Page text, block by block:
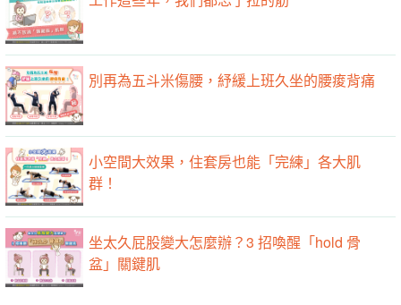
別再為五斗米傷腰，紓緩上班久坐的腰痠背痛
小空間大效果，住套房也能「完練」各大肌
群！
坐太久屁股變大怎麼辦？3 招喚醒「hold 骨
盆」關鍵肌